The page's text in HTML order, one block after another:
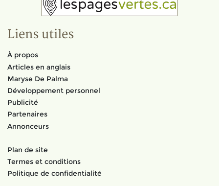
Liens utiles
À propos
Articles en anglais
Maryse De Palma
Développement personnel
Publicité
Partenaires
Annonceurs
Plan de site
Termes et conditions
Politique de confidentialité